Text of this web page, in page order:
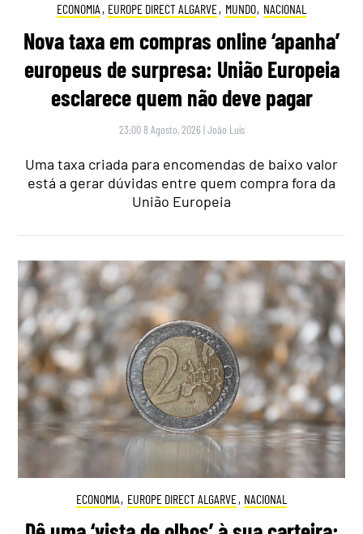
ECONOMIA , EUROPE DIRECT ALGARVE, MUNDO, NACIONAL
Nova taxa em compras online ‘apanha’
europeus de surpresa: União Europeia
esclarece quem não deve pagar
23:00 8 Agosto, 2026 |João Luís
Uma taxa criada para encomendas de baixo valor
está a gerar dúvidas entre quem compra fora da
União Europeia
ECONOMIA, EUROPE DIRECT ALGARVE, NACIONAL